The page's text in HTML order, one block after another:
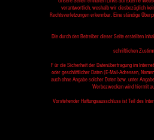
verantwortlich, weshalb wir diesbezüglich
Rechtsverletzungen erkennbar. Eine ständige
Die durch den Betreiber dieser Seite erstellten
schriftlichen
F ür die Sicherheit der Datenübertragung im
oder geschäftlicher Daten (E-Mail-Adressen,
auch ohne Angabe solcher Daten bzw. unter
Werbezwecken wird hiermit
Vorstehender Haftungsausschluss ist Teil des